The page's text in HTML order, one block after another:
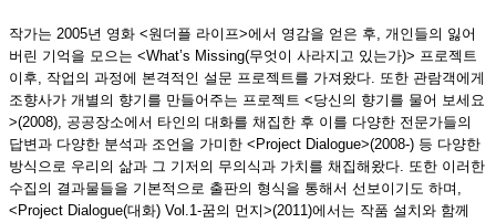
작가는 2005년 영화 <원더플 라이프>에서 영감을 얻은 후, 개인들의 잃어
버린 기억을 모으는 <What’s Missing(무엇이 사라지고 있는가)> 프로젝트
이후, 작업의 과정에 본격적인 설문 프로젝트를 가져왔다. 또한 관람객에게
조향사가 개별의 향기를 만들어주는 프로젝트 <당신의 향기를 물어 보세요
>(2008), 공공장소에서 타인의 대화를 채집한 후 이를 다양한 전문가들의
답변과 다양한 분석과 조언을 가미한 <Project Dialogue>(2008-) 등 다양한
방식으로 우리의 삶과 그 기저의 무의식과 가치를 채집해왔다. 또한 이러한
수집의 결과물들을 기본적으로 출판의 형식을 통해서 선보이기도 하며,
<Project Dialogue(대화) Vol.1-꿈의 먼지>(2011)에서는 작품 설치와 함께